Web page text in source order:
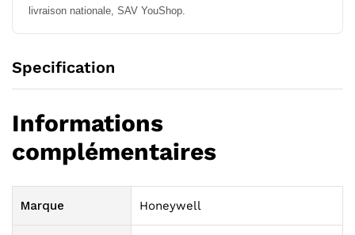
livraison nationale, SAV YouShop.
Specification
Informations
complémentaires
Marque Honeywell